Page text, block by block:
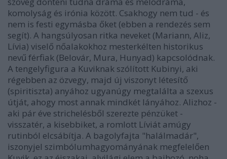
komolyság és irónia között. Csakhogy nem tud - és
nem is festi egymásba őket (ebben a rendezés sem
segít). A hangsúlyosan ritka neveket (Mariann, Aliz,
Lívia) viselő nőalakokhoz mesterkélten historikus
nevű férfiak (Belovár, Mura, Hunyad) kapcsolódnak.
A tengelyfigura a Kuviknak szólított Kubinyi, aki
régebben az özvegy, majd új viszonyt létesítő
(spiritiszta) anyához ugyanúgy megtalálta a szexus
útját, ahogy most annak mindkét lányához. Alizhoz -
aki pár éve strichelésből szerezte pénzüket -
visszatér, a kisebbiket, a romlott Líviát amúgy
rutinból elcsábítja. A bagolyfajta "halálmadár",
iszonyjel szimbólumhagyományának megfelelően